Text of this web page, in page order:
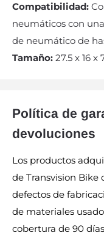
Compatibilidad:
neumáticos con
de neumático de
Tamaño: 27.5 x 16 x
Política de
devoluciones
Los productos
de Transvision
defectos de
de materiales
cobertura de 90